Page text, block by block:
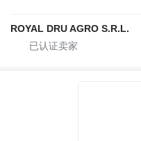
ROYAL DRU AGRO S.R.L.